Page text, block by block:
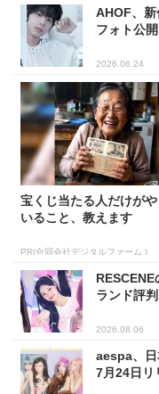
AHOF、新
フォト公
2026.06.24
宝くじ当たる人だけが
いること、教えます
PR(合同会社デジタルファーム )
ランド評
2026.08.06
aespa、日
7月24日リ